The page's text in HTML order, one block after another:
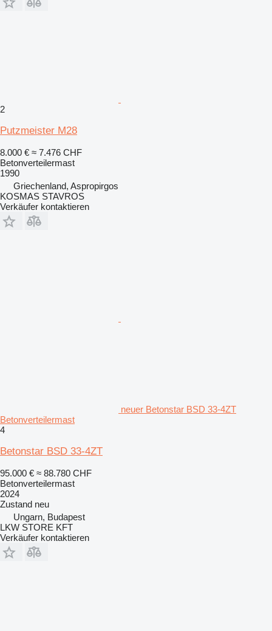
2
Putzmeister M28
8.000 € ≈ 7.476 CHF
Betonverteilermast
1990
Griechenland, Aspropirgos
KOSMAS STAVROS
Verkäufer kontaktieren
neuer Betonstar BSD 33-4ZT
Betonverteilermast
4
Betonstar BSD 33-4ZT
95.000 € ≈ 88.780 CHF
Betonverteilermast
2024
Zustand neu
Ungarn, Budapest
LKW STORE KFT
Verkäufer kontaktieren